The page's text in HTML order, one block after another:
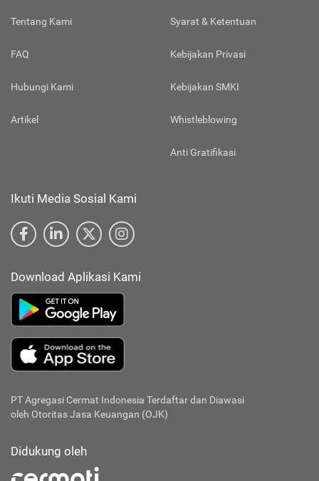
Tentang Kami
FAQ
Hubungi Kami
Artikel
Syarat & Ketentuan
Kebijakan Privasi
Kebijakan SMKI
Whistleblowing
Anti Gratifikasi
Ikuti Media Sosial Kami
Download Aplikasi Kami
PT Agregasi Cermat Indonesia Terdaftar dan Diawasi
oleh Otoritas Jasa Keuangan (OJK)
Didukung oleh